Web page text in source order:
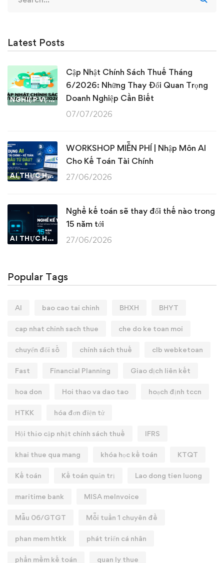
for:
Latest Posts
NGHIỆP VỤ KẾ TOÁN & THUẾ
Cập Nhật Chính Sách Thuế Tháng
6/2026: Những Thay Đổi Quan Trọng
Doanh Nghiệp Cần Biết
07/07/2026
AI THỰC HÀNH
WORKSHOP MIỄN PHÍ | Nhập Môn AI
Cho Kế Toán Tài Chính
27/06/2026
AI THỰC HÀNH
Nghề kế toán sẽ thay đổi thế nào trong
15 năm tới
27/06/2026
Popular Tags
AI bao cao tai chinh BHXH BHYT
cap nhat chinh sach thue che do ke toan moi
chuyển đổi số chính sách thuế clb webketoan
Fast Financial Planning Giao dịch liên kết
hoa don Hoi thao va dao tao hoạch định tccn
HTKK hóa đơn điện tử
Hội thảo cập nhật chính sách thuế IFRS
khai thue qua mang khóa học kế toán KTQT
Kế toán Kế toán quản trị Lao dong tien luong
maritime bank MISA meInvoice
Mẫu 06/GTGT Mỗi tuần 1 chuyên đề
phan mem htkk phát triển cá nhân
phần mềm kế toán quan ly thue